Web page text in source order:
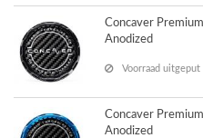
Concaver
Anodized
Voorraad uitgeput
Concaver
Anodized